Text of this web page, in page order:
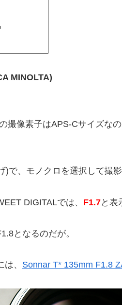
MINOLTA)
撮像素子はAPS-Cサイズな
)で、モノクロを選択して撮影
DIGITALでは、 F1.7と表
となるのだが。
、 Sonnar T* 135mm F1.8